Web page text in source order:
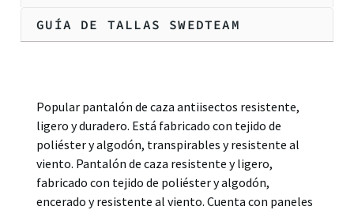
GUÍA DE TALLAS SWEDTEAM
Popular pantalón de caza antiisectos resistente,
ligero y duradero. Está fabricado con tejido de
poliéster y algodón, transpirables y resistente al
viento. Pantalón de caza resistente y ligero,
fabricado con tejido de poliéster y algodón,
encerado y resistente al viento. Cuenta con paneles